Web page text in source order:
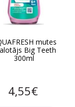
mutes
Big Teeth
300ml
4,55€